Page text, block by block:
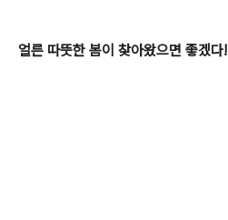
얼른 따뜻한 봄이 찾아왔으면 좋겠다!